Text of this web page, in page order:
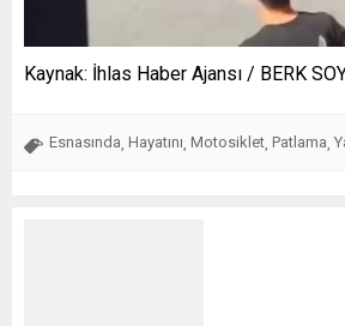
Kaynak: İhlas Haber Ajansı / BERK
Esnasında Hayatını Motosiklet Patlama